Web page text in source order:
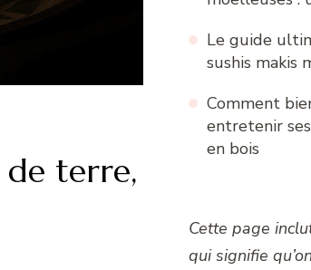
de terre,
Le guide
sushis makis
Comment
entretenir
en bois
Cette page
qui signifie